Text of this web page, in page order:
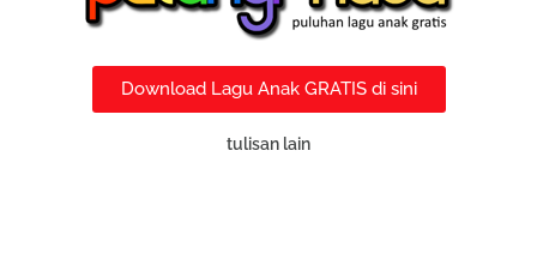
Download Lagu Anak GRATIS di sini
tulisan lain